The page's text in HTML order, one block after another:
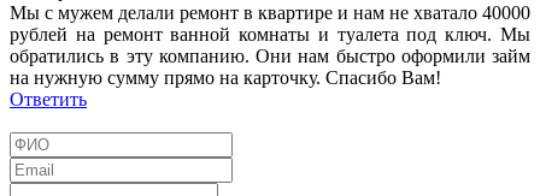
Мы с мужем делали ремонт в квартире и нам не хватало 40000
рублей на ремонт ванной комнаты и туалета под ключ. Мы
обратились в эту компанию. Они нам быстро оформили займ
на нужную сумму прямо на карточку. Спасибо Вам!
Ответить